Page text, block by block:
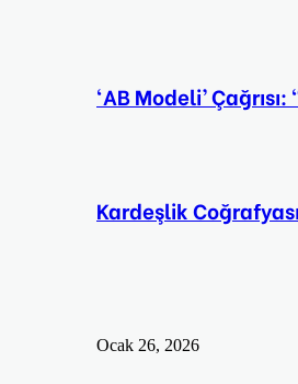
‘AB Modeli’
Kardeşlik
Ocak 26, 2026